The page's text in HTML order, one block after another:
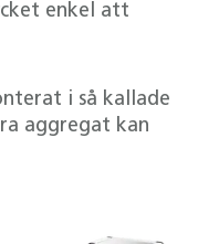
enkel att
i så kallade
aggregat kan